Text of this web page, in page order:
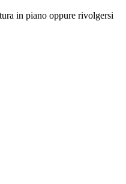
in piano oppure rivolgersi